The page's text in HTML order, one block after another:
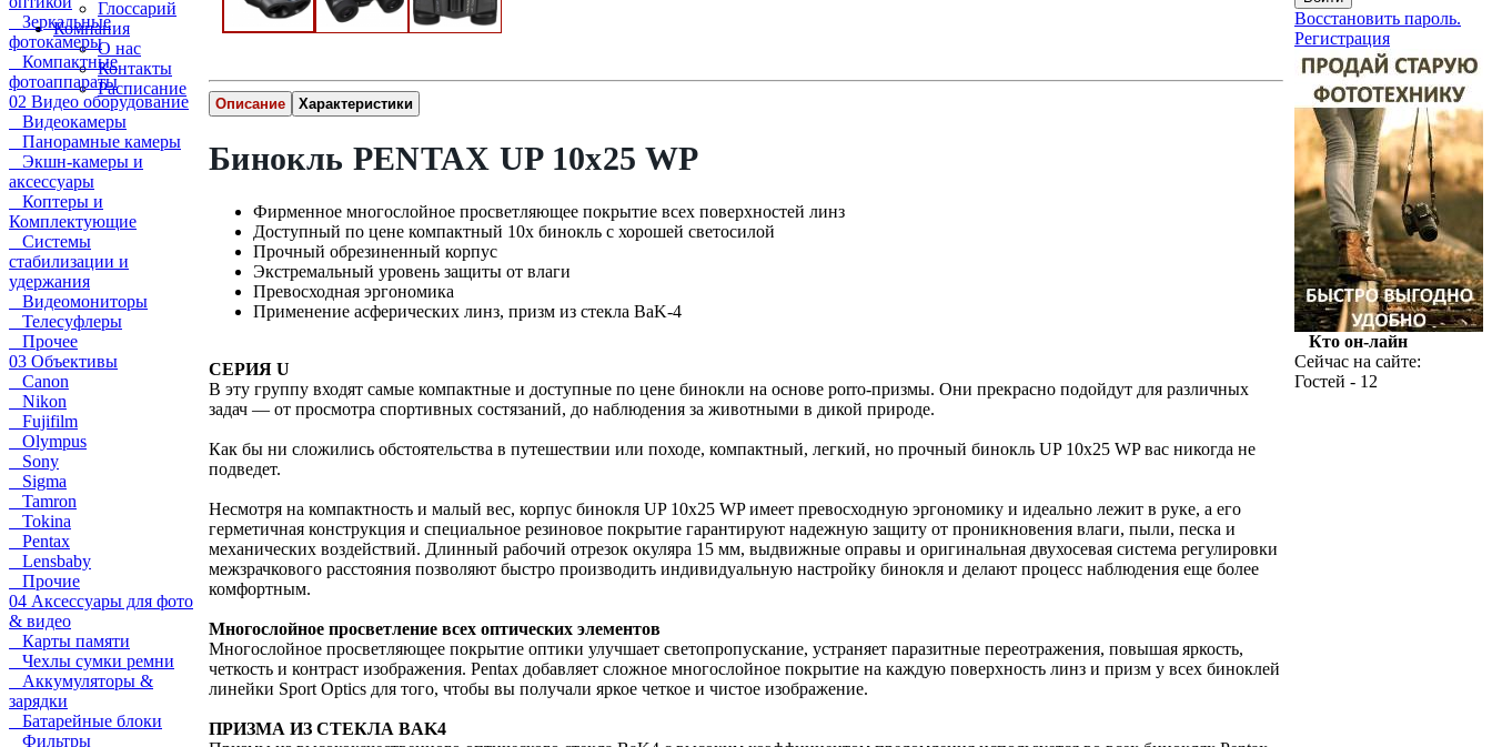
Глоссарий
Компания
О нас
Контакты
Расписание
Зеркальные
фотокамеры
Компактные
фотоаппараты
02 Видео оборудование
Видеокамеры
Панорамные камеры
Экшн-камеры и
аксессуары
Коптеры и
Комплектующие
Системы
стабилизации и
удержания
Видеомониторы
Телесуфлеры
Прочее
03 Объективы
Canon
Nikon
Fujifilm
Olympus
Sony
Sigma
Tamron
Tokina
Pentax
Lensbaby
Прочие
04 Аксессуары для фото
& видео
Карты памяти
Чехлы сумки ремни
Аккумуляторы &
зарядки
Батарейные блоки
Фильтры
Описание Характеристики
Бинокль PENTAX UP 10x25 WP
Фирменное многослойное просветляющее покрытие всех поверхностей линз
Доступный по цене компактный 10х бинокль с хорошей светосилой
Прочный обрезиненный корпус
Экстремальный уровень защиты от влаги
Превосходная эргономика
Применение асферических линз, призм из стекла BaK-4
СЕРИЯ U
В эту группу входят самые компактные и доступные по цене бинокли на основе porro-призмы. Они прекрасно подойдут для различных
задач — от просмотра спортивных состязаний, до наблюдения за животными в дикой природе.
Как бы ни сложились обстоятельства в путешествии или походе, компактный, легкий, но прочный бинокль UP 10x25 WP вас никогда не
подведет.
Несмотря на компактность и малый вес, корпус бинокля UP 10x25 WP имеет превосходную эргономику и идеально лежит в руке, а его
герметичная конструкция и специальное резиновое покрытие гарантируют надежную защиту от проникновения влаги, пыли, песка и
механических воздействий. Длинный рабочий отрезок окуляра 15 мм, выдвижные оправы и оригинальная двухосевая система регулировки
межзрачкового расстояния позволяют быстро производить индивидуальную настройку бинокля и делают процесс наблюдения еще более
комфортным.
Многослойное просветление всех оптических элементов
Многослойное просветляющее покрытие оптики улучшает светопропускание, устраняет паразитные переотражения, повышая яркость,
четкость и контраст изображения. Pentax добавляет сложное многослойное покрытие на каждую поверхность линз и призм у всех биноклей
линейки Sport Optics для того, чтобы вы получали яркое четкое и чистое изображение.
ПРИЗМА ИЗ СТЕКЛА BAK4
Восстановить пароль.
Регистрация
Кто он-лайн
Сейчас на сайте:
Гостей - 12